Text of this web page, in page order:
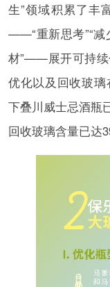
生”领域积累了丰
——“重新思考”“减
材”——展开可持续
优化以及回收玻
下叠川威士忌酒瓶
回收玻璃含量已达